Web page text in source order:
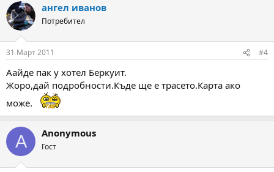
ангел иванов
Потребител
31 Март 2011 #4
Аайде пак у хотел Беркуит.
Жоро,дай подробности.Къде ще е трасето.Карта ако
може.
A Anonymous
Гост